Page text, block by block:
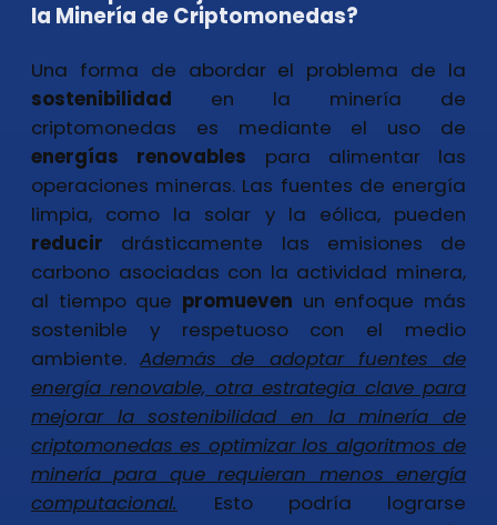
la Minería de Criptomonedas?
Una forma de abordar el problema de la
sostenibilidad en la minería de
criptomonedas es mediante el uso de
energías renovables para alimentar las
operaciones mineras. Las fuentes de energía
limpia, como la solar y la eólica, pueden
reducir drásticamente las emisiones de
carbono asociadas con la actividad minera,
al tiempo que promueven un enfoque más
sostenible y respetuoso con el medio
ambiente.Además de adoptar fuentes de
energía renovable, otra estrategia clave para
mejorar la sostenibilidad en la minería de
criptomonedas es optimizar los algoritmos de
minería para que requieran menos energía
computacional.
Esto podría lograrse